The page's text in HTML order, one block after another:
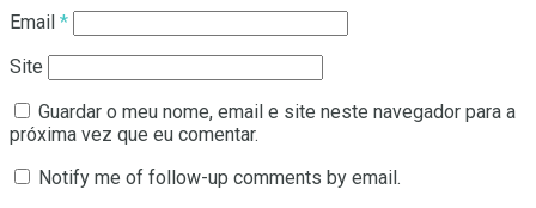
Email *
Site
Guardar o meu nome, email e site neste navegador para a
próxima vez que eu comentar.
Notify me of follow-up comments by email.